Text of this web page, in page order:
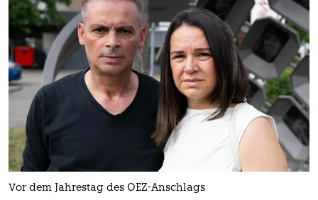
Vor dem Jahrestag des OEZ-Anschlags